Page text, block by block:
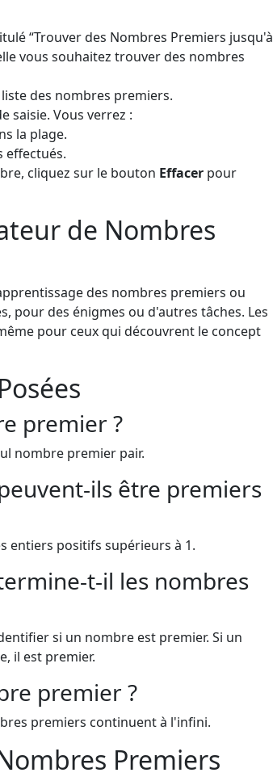
“Trouver des Nombres Premiers jusqu'à
vous souhaitez trouver des nombres
des nombres premiers.
saisie. Vous verrez :
la plage.
effectués.
cliquez sur le bouton Effacer pour
de Nombres
des nombres premiers ou
pour des énigmes ou d'autres tâches. Les
pour ceux qui découvrent le concept
premier ?
nombre premier pair.
ils être premiers
entiers positifs supérieurs à 1.
t-il les nombres
si un nombre est premier. Si un
il est premier.
premier ?
premiers continuent à l'infini.
Premiers